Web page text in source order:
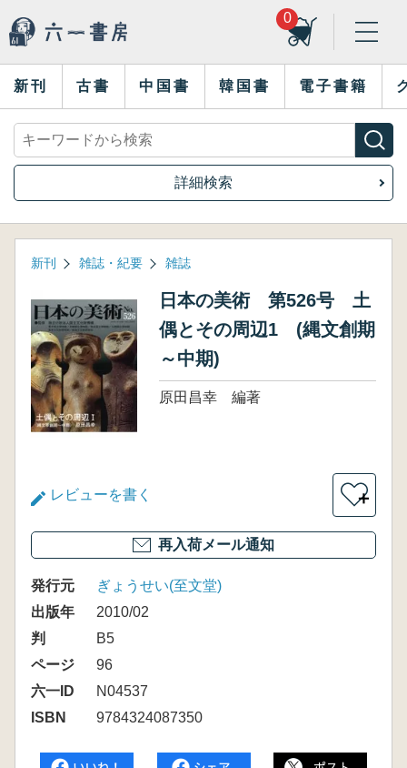
0
新刊 古書 中国書 韓国書 電子書籍
詳細検索
新刊 雑誌・紀要 雑誌
日本の美術 第526号 土
偶とその周辺1 (縄文創期
～中期)
原田昌幸 編著
レビューを書く ＋
再入荷メール通知
発行元
ぎょうせい(至文堂)
出版年
2010/02
判
B5
ページ
96
六一ID
N04537
ISBN
9784324087350